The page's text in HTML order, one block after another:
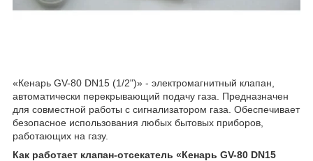
«Кенарь GV-80 DN15 (1/2")» - электромагнитный клапан,
автоматически перекрывающий подачу газа. Предназначен
для совместной работы с сигнализатором газа. Обеспечивает
безопасное использования любых бытовых приборов,
работающих на газу.
Как работает клапан-отсекатель «Кенарь GV-80 DN15